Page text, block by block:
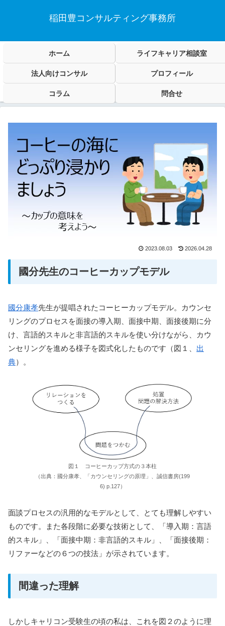
稲田豊コンサルティング事務所
ホーム ライフキャリア相談室
法人向けコンサル プロフィール
コラム 問合せ
2023.08.03 2026.04.28
國分先生のコーヒーカップモデル
國分康孝先生が提唱されたコーヒーカップモデル。カウンセ
リングのプロセスを面接の導入期、面接中期、面接後期に分
け、言語的スキルと非言語的スキルを使い分けながら、カウ
ンセリングを進める様子を図式化したものです（図１、 出
典）。
図１ コーヒーカップ方式の３本柱
（出典：國分康孝、「カウンセリングの原理」、誠信書房(199
6) p.127）
面談プロセスの汎用的なモデルとして、とても理解しやすい
ものです。また各段階に必要な技術として、「導入期：言語
的スキル」、「面接中期：非言語的スキル」、「面接後期：
リファーなどの６つの技法」が示されています。
間違った理解
しかしキャリコン受験生の頃の私は、これを図２のように理